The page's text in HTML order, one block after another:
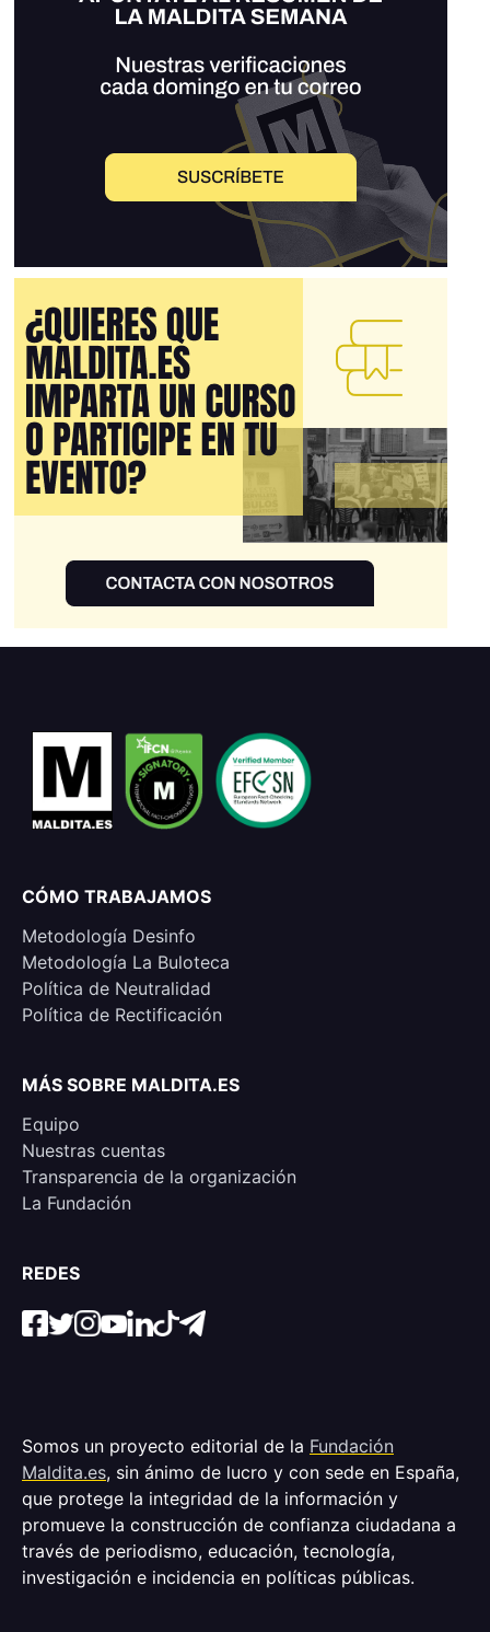
CÓMO TRABAJAMOS
Metodología Desinfo
Metodología La Buloteca
Política de Neutralidad
Política de Rectificación
MÁS SOBRE MALDITA.ES
Equipo
Nuestras cuentas
Transparencia de la organización
La Fundación
REDES
Somos un proyecto editorial de la Fundación
Maldita.es, sin ánimo de lucro y con sede en España,
que protege la integridad de la información y
promueve la construcción de confianza ciudadana a
través de periodismo, educación, tecnología,
investigación e incidencia en políticas públicas.